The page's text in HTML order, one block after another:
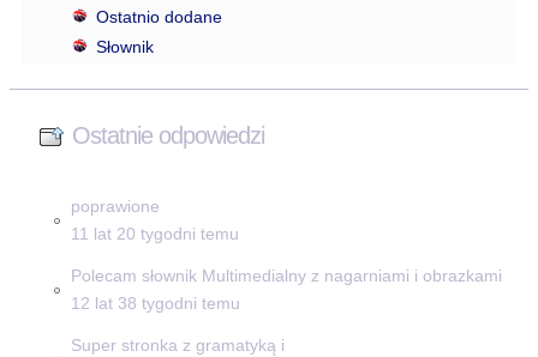
Ostatnio dodane
Słownik
Ostatnie odpowiedzi
poprawione
11 lat 20 tygodni temu
Polecam słownik Multimedialny z nagarniami i obrazkami
12 lat 38 tygodni temu
Super stronka z gramatyką i